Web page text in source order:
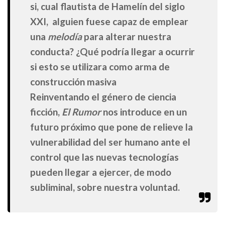
si, cual flautista de Hamelín del siglo
XXI, alguien fuese capaz de emplear
una melodíapara alterar nuestra
conducta? ¿Qué podría llegar a ocurrir
si esto se utilizara como arma de
construcción masiva
Reinventando el género de ciencia
ficción, El Rumornos introduce en un
futuro próximo que pone de relieve la
vulnerabilidad del ser humano ante el
control que las nuevas tecnologías
pueden llegar a ejercer, de modo
subliminal, sobre nuestra voluntad.